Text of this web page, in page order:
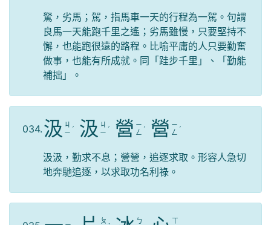
駑，劣馬；駕，指馬車一天的行程為一駕。句謂
良馬一天能跑千里之遙；劣馬雖慢，只要堅持不
懈，也能跑很遠的路程。比喻平庸的人只要勤奮
做事，也能有所成就。同「跬步千里」、「勤能
補拙」。
034. 汲 ㄐ
ㄧ ˊ 汲 ㄐ
ㄧ ˊ 營 ㄧ
ㄥ ˊ 營 ㄧ
ㄥ ˊ
汲汲，勤求不息；營營，追逐求取。形容人急切
地奔馳追逐，以求取功名利祿。
ㄆ ㄅ ㄒ